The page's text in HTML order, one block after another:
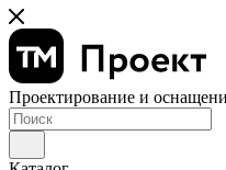
Проектирование и